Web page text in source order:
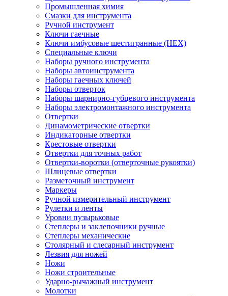
Промышленная химия
Смазки для инструмента
Ручной инструмент
Ключи гаечные
Ключи имбусовые шестигранные (HEX)
Специальные ключи
Наборы ручного инструмента
Наборы автоинструмента
Наборы гаечных ключей
Наборы отверток
Наборы шарнирно-губцевого инструмента
Наборы электромонтажного инструмента
Отвертки
Динамометрические отвертки
Индикаторные отвертки
Крестовые отвертки
Отвертки для точных работ
Отвертки-воротки (отверточные рукоятки)
Шлицевые отвертки
Разметочный инструмент
Маркеры
Ручной измерительный инструмент
Рулетки и ленты
Уровни пузырьковые
Степлеры и заклепочники ручные
Степлеры механические
Столярный и слесарный инструмент
Лезвия для ножей
Ножи
Ножи строительные
Ударно-рычажный инструмент
Молотки